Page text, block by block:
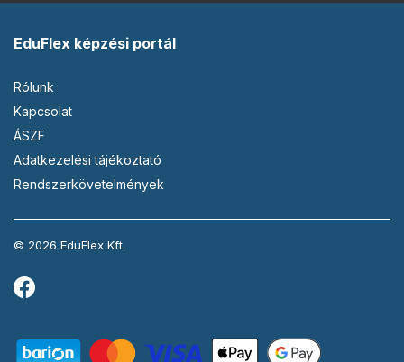
EduFlex képzési portál
Rólunk
Kapcsolat
ÁSZF
Adatkezelési tájékoztató
Rendszerkövetelmények
© 2026 EduFlex Kft.